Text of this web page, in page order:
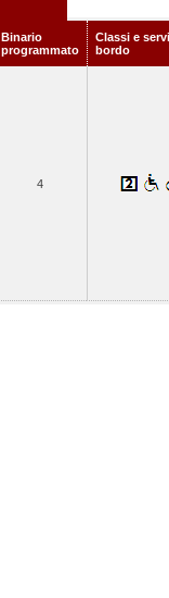
Binario
programmato
Classi e
bordo
4